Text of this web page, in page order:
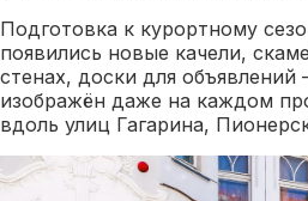
Подготовка к курортному
появились новые качели,
стенах, доски для
изображён даже на каждом
вдоль улиц Гагарина,